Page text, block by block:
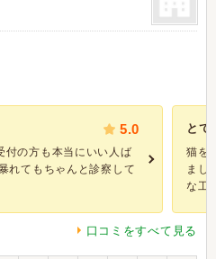
5.0
付の方も本当にいい人ば
れてもちゃんと診察して
とて
猫を
まし
な工
口コミをすべて見る